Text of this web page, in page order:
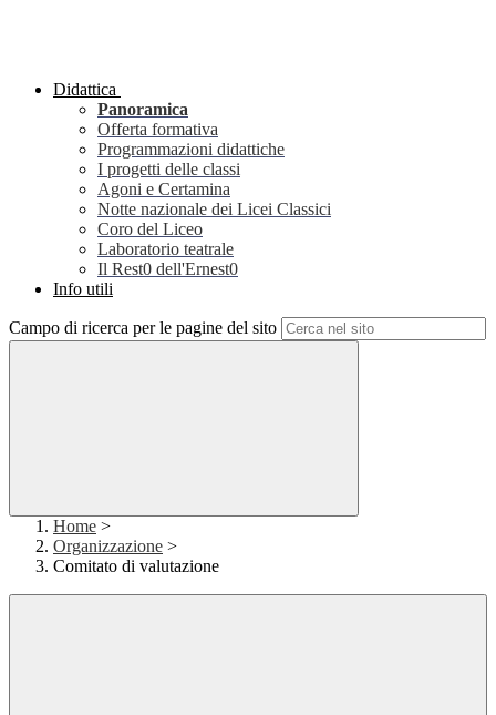
Didattica
Panoramica
Offerta formativa
Programmazioni didattiche
I progetti delle classi
Agoni e Certamina
Notte nazionale dei Licei Classici
Coro del Liceo
Laboratorio teatrale
Il Rest0 dell'Ernest0
Info utili
Campo di ricerca per le pagine del sito
Home >
Organizzazione >
Comitato di valutazione